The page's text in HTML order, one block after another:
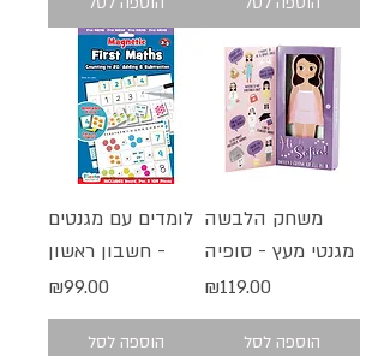
משחק הלבשה
מגנטי מעץ - סופיה
מחיר
₪119.00
הוספה לסל
לומדים עם מגנטים
- חשבון ראשון
מחיר
₪99.00
הוספה לסל